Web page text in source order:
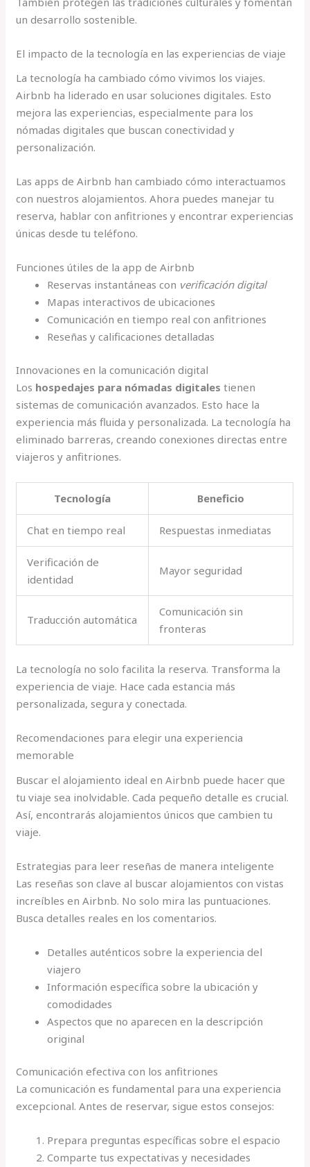
un desarrollo sostenible.
El impacto de la tecnología en las experiencias de viaje
La tecnología ha cambiado cómo vivimos los viajes.
Airbnb ha liderado en usar soluciones digitales. Esto
mejora las experiencias, especialmente para los
nómadas digitales que buscan conectividad y
personalización.
Las apps de Airbnb han cambiado cómo interactuamos
con nuestros alojamientos. Ahora puedes manejar tu
reserva, hablar con anfitriones y encontrar experiencias
únicas desde tu teléfono.
Funciones útiles de la app de Airbnb
Reservas instantáneas con verificación digital
Mapas interactivos de ubicaciones
Comunicación en tiempo real con anfitriones
Reseñas y calificaciones detalladas
Innovaciones en la comunicación digital
Los hospedajes para nómadas digitales tienen
sistemas de comunicación avanzados. Esto hace la
experiencia más fluida y personalizada. La tecnología ha
eliminado barreras, creando conexiones directas entre
viajeros y anfitriones.
Tecnología Beneficio
Chat en tiempo real Respuestas inmediatas
Verificación de
identidad
Mayor seguridad
Traducción automática
Comunicación sin
fronteras
La tecnología no solo facilita la reserva. Transforma la
experiencia de viaje. Hace cada estancia más
personalizada, segura y conectada.
Recomendaciones para elegir una experiencia
memorable
Buscar el alojamiento ideal en Airbnb puede hacer que
tu viaje sea inolvidable. Cada pequeño detalle es crucial.
Así, encontrarás alojamientos únicos que cambien tu
viaje.
Estrategias para leer reseñas de manera inteligente
Las reseñas son clave al buscar alojamientos con vistas
increíbles en Airbnb. No solo mira las puntuaciones.
Busca detalles reales en los comentarios.
Detalles auténticos sobre la experiencia del
viajero
Información específica sobre la ubicación y
comodidades
Aspectos que no aparecen en la descripción
original
Comunicación efectiva con los anfitriones
La comunicación es fundamental para una experiencia
excepcional. Antes de reservar, sigue estos consejos:
Prepara preguntas específicas sobre el espacio
Comparte tus expectativas y necesidades